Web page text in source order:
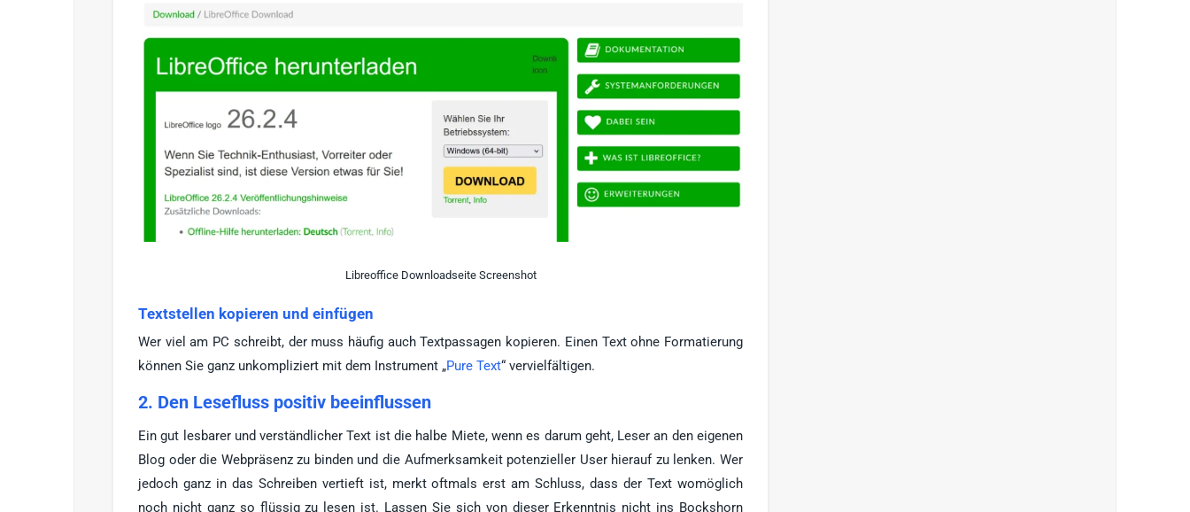
Libreoffice Downloadseite Screenshot
Textstellen kopieren und einfügen
Wer viel am PC schreibt, der muss häufig auch Textpassagen kopieren. Einen Text ohne Formatierung
können Sie ganz unkompliziert mit dem Instrument „Pure Text“ vervielfältigen.
2. Den Lesefluss positiv beeinflussen
Ein gut lesbarer und verständlicher Text ist die halbe Miete, wenn es darum geht, Leser an den eigenen
Blog oder die Webpräsenz zu binden und die Aufmerksamkeit potenzieller User hierauf zu lenken. Wer
jedoch ganz in das Schreiben vertieft ist, merkt oftmals erst am Schluss, dass der Text womöglich
noch nicht ganz so flüssig zu lesen ist. Lassen Sie sich von dieser Erkenntnis nicht ins Bockshorn